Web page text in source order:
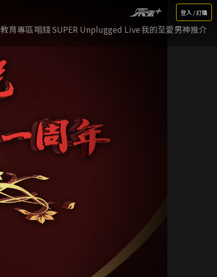
登入 / 訂購
教育專區唱錢SUPER Unplugged Live我的至愛男神推介